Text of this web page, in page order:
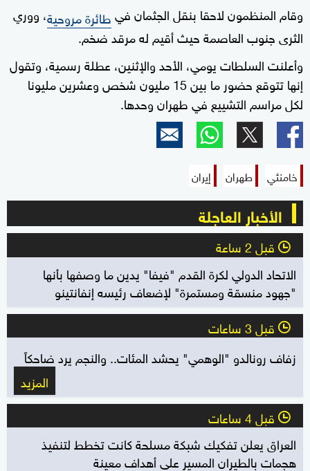
وقام المنظمون لاحقا بنقل الجثمان فيطائرة مروحية، ووري
الثرى جنوب العاصمة حيث أقيم له مرقد ضخم.
وأعلنت السلطات يومي، الأحد والإثنين، عطلة رسمية، وتقول
إنها تتوقع حضور ما بين 15 مليون شخص وعشرين مليونا
لكل مراسم التشييع في طهران وحدها.
خامنئي طهران إيران
الأخبار العاجلة
l قبل 2 ساعة
الاتحاد الدولي لكرة القدم "فيفا" يدين ما وصفها بأنها
"جهود منسقة ومستمرة" لإضعاف رئيسه إنفانتينو
l قبل 3 ساعات
زفاف رونالدو "الوهمي" يحشد المئات.. والنجم يرد ضاحكاً
المزيد
l قبل 4 ساعات
العراق يعلن تفكيك شبكة مسلحة كانت تخطط لتنفيذ
هجمات بالطيران المسير على أهداف معينة